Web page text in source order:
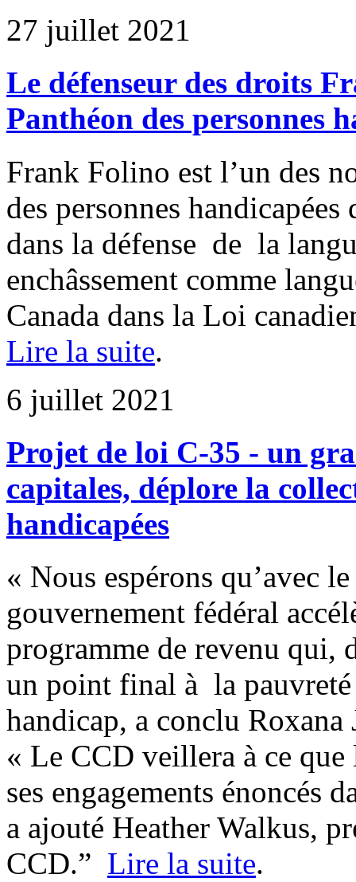
27 juillet 2021
Le défenseur des droits
Panthéon des personnes
Frank Folino est l’un des
des personnes
dans la défense de la
enchâssement comme
Canada dans la Loi
Lire la suite.
6 juillet 2021
Projet de loi C-35 - un
capitales, déplore la
handicapées
« Nous espérons qu’avec
gouvernement fédéral
programme de revenu qui,
un point final à la pauvreté
handicap, a conclu
« Le CCD veillera à ce que
ses engagements énoncés
a ajouté Heather Walkus,
CCD.” Lire la suite.